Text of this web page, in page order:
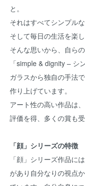
と。
それはすべてシンプル
そして毎日の生活を楽
そんな思いから、自ら
「simple & dignity – シ
ガラスから独自の手法
作り上げています。
アート性の高い作品は
評価を得、多くの賞も受
「顔」シリーズの特徴
「顔」シリーズ作品に
があり自分なりの視点